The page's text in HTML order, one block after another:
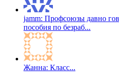
jamm: Профсоюзы давно
пособия по безраб...
Жанна: Класс...